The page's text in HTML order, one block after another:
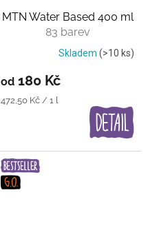
MTN Water Based 400 ml
83 barev
Skladem (>10 ks)
od 180 Kč
Měrná
472,50 Kč / 1 l